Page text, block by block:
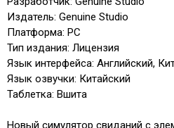
Издатель: Genuine Studio
Платформа: PC
Тип издания: Лицензия
Язык интерфейса: Английский,
Язык озвучки: Китайский
Таблетка: Вшита
Новый симулятор свиданий с